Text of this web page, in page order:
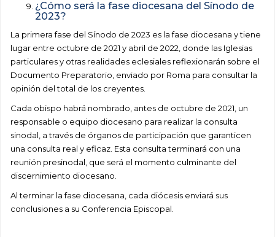
¿Cómo será la fase diocesana del Sínodo de
2023?
La primera fase del Sínodo de 2023 es la fase diocesana y tiene
lugar entre octubre de 2021 y abril de 2022, donde las Iglesias
particulares y otras realidades eclesiales reflexionarán sobre el
Documento Preparatorio, enviado por Roma para consultar la
opinión del total de los creyentes.
Cada obispo habrá nombrado, antes de octubre de 2021, un
responsable o equipo diocesano para realizar la consulta
sinodal, a través de órganos de participación que garanticen
una consulta real y eficaz. Esta consulta terminará con una
reunión presinodal, que será el momento culminante del
discernimiento diocesano.
Al terminar la fase diocesana, cada diócesis enviará sus
conclusiones a su Conferencia Episcopal.